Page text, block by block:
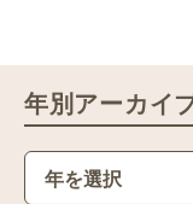
年別アーカイ